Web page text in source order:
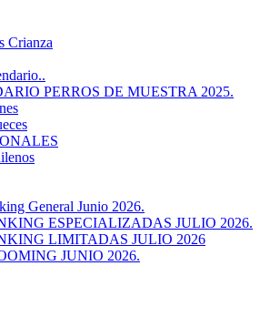
Crianza
PERROS DE MUESTRA 2025.
General Junio 2026.
ESPECIALIZADAS JULIO 2026.
LIMITADAS JULIO 2026
JUNIO 2026.